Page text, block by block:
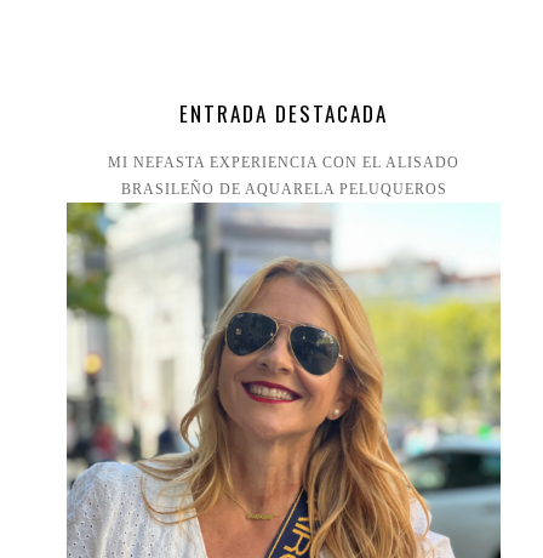
ENTRADA DESTACADA
MI NEFASTA EXPERIENCIA CON EL ALISADO
BRASILEÑO DE AQUARELA PELUQUEROS